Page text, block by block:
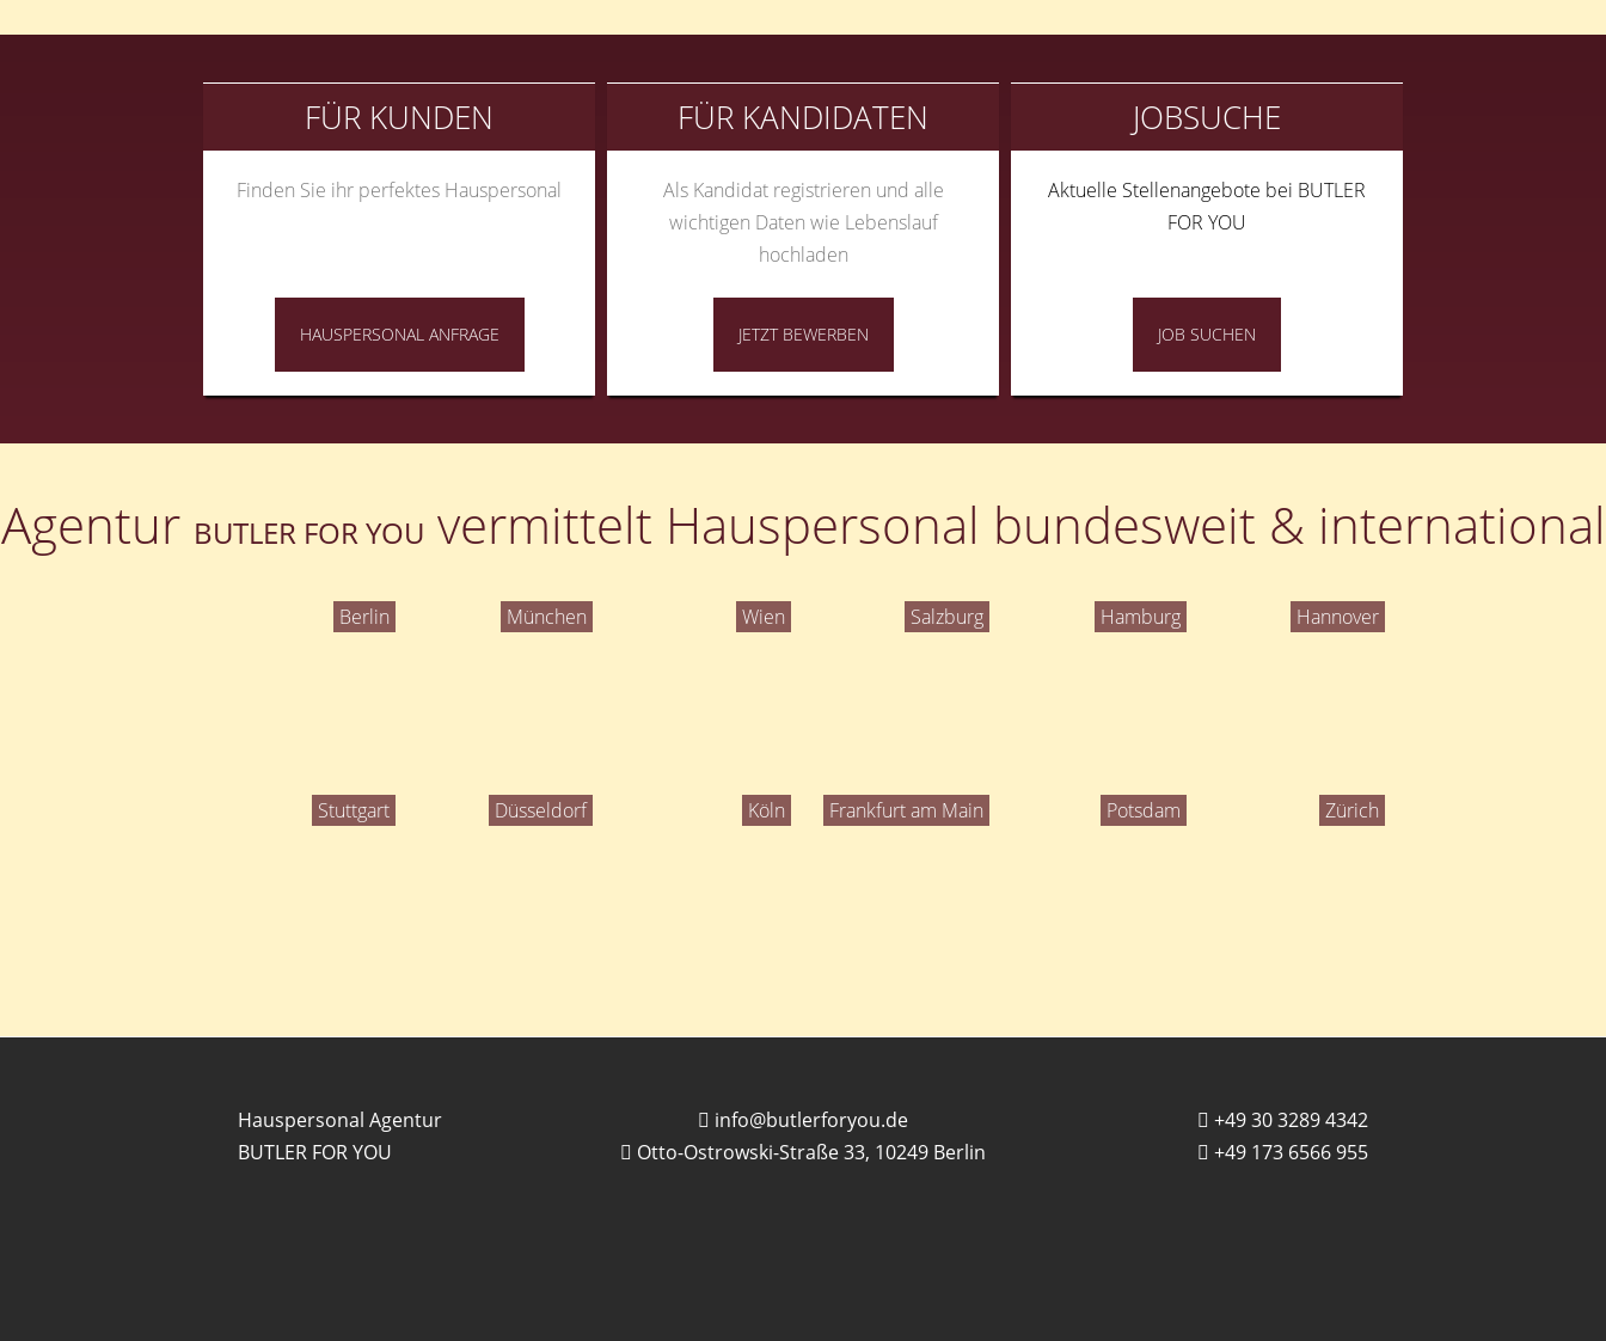
FÜR KUNDEN
Finden Sie ihr perfektes Hauspersonal
HAUSPERSONAL ANFRAGE
FÜR KANDIDATEN
Als Kandidat registrieren und alle
wichtigen Daten wie Lebenslauf
hochladen
JETZT BEWERBEN
JOBSUCHE
Aktuelle Stellenangebote bei BUTLER
FOR YOU
JOB SUCHEN
Agentur BUTLER FOR YOU vermittelt Hauspersonal bundesweit & international
Berlin München Wien Salzburg Hamburg Hannover
Stuttgart Düsseldorf Köln Frankfurt am Main Potsdam Zürich
Hauspersonal Agentur
BUTLER FOR YOU
info@butlerforyou.de
Otto-Ostrowski-Straße 33, 10249 Berlin
+49 30 3289 4342
+49 173 6566 955